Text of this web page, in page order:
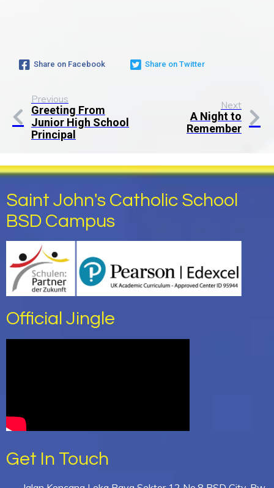
Share on Facebook Share on Twitter
Previous
Greeting From
Junior High School
Principal
Next
A Night to
Remember
Saint John's Catholic School
BSD Campus
Official Jingle
Get In Touch